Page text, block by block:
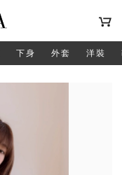
下身 外套 洋裝